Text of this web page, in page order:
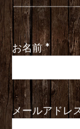
お名前 *
メールアドレ